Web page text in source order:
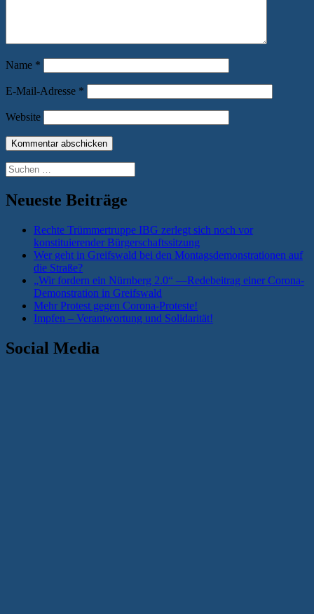
Name *
E-Mail-Adresse *
Website
Suchen
nach:
Neueste Beiträge
Rechte Trümmertruppe IBG zerlegt sich noch vor
konstituierender Bürgerschaftssitzung
Wer geht in Greifswald bei den Montagsdemonstrationen auf
die Straße?
„Wir fordern ein Nürnberg 2.0“ —Redebeitrag einer Corona-
Demonstration in Greifswald
Mehr Protest gegen Corona-Proteste!
Impfen – Verantwortung und Solidarität!
Social Media